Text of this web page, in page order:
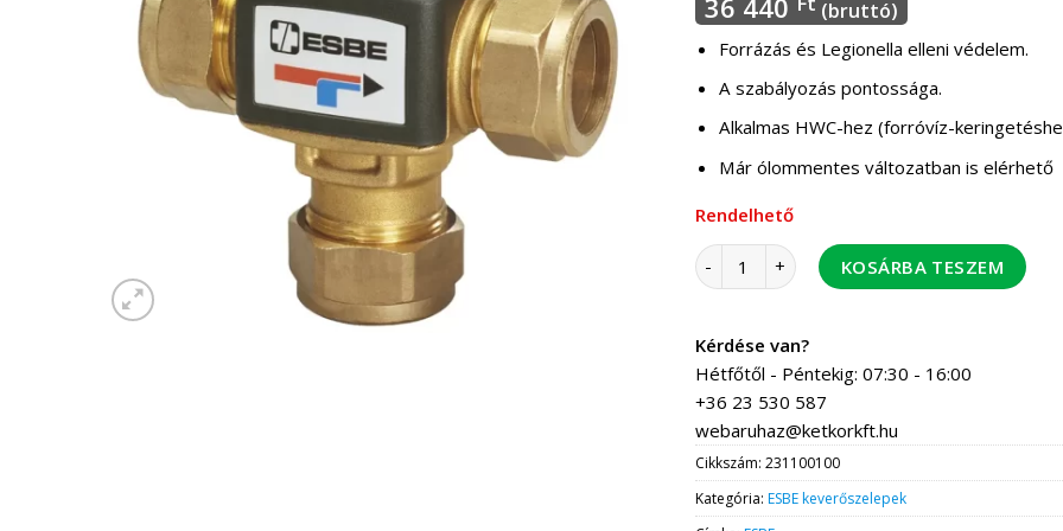
36 440 (bruttó)
Forrázás és Legionella elleni védelem.
A szabályozás pontossága.
Alkalmas HWC-hez (forróvíz-
Már ólommentes változatban is elérhető
Rendelhető
ESBE VTA323 20-43C 22 mm kvs 1,5
KOSÁRBA TESZEM
Kérdése van?
Hétfőtől - Péntekig: 07:30 - 16:00
+36 23 530 587
webaruhaz@ketkorkft.hu
Cikkszám:231100100
Kategória:ESBE keverőszelepek